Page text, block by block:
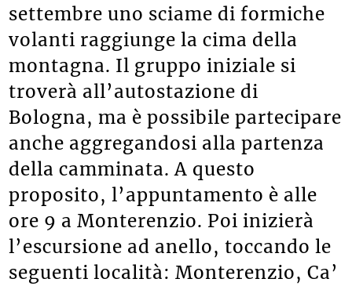
settembre uno sciame di formiche
volanti raggiunge la cima della
montagna. Il gruppo iniziale si
troverà all’autostazione di
Bologna, ma è possibile partecipare
anche aggregandosi alla partenza
della camminata. A questo
proposito, l’appuntamento è alle
ore 9 a Monterenzio. Poi inizierà
l’escursione ad anello, toccando le
seguenti località: Monterenzio, Ca’